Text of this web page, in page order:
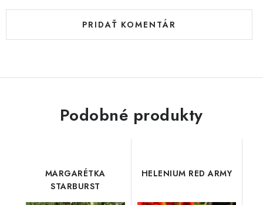
PRIDAŤ KOMENTÁR
Podobné produkty
MARGARÉTKA
STARBURST
HELENIUM RED ARMY